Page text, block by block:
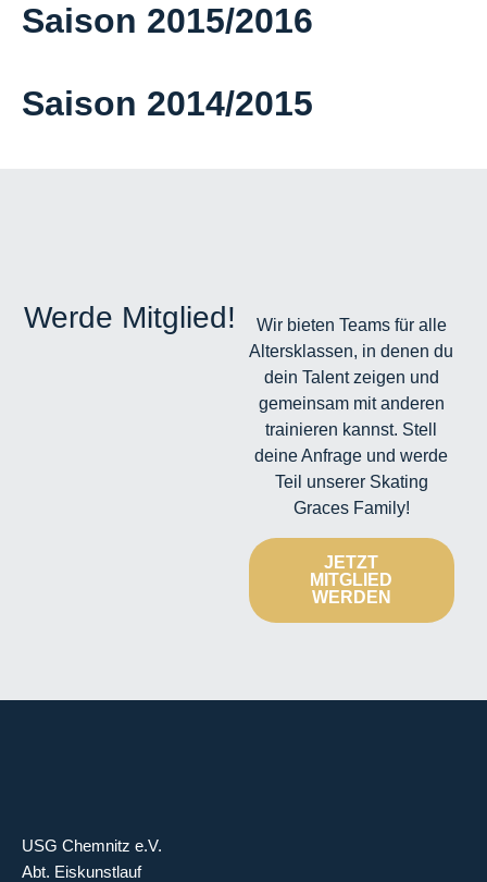
Saison 2015/2016
Saison 2014/2015
Werde Mitglied!
Wir bieten Teams für alle
Altersklassen, in denen du
dein Talent zeigen und
gemeinsam mit anderen
trainieren kannst. Stell
deine Anfrage und werde
Teil unserer Skating
Graces Family!
JETZT
MITGLIED
WERDEN
USG Chemnitz e.V.
Abt. Eiskunstlauf